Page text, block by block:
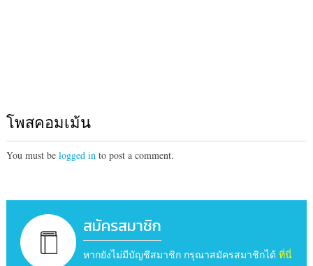
โพสคอมเม้น
You must be logged into post a comment.
สมัครสมาชิก
หากยังไม่มีบัญชีสมาชิก กรุณาสมัครสมาชิกได้ ที่นี่